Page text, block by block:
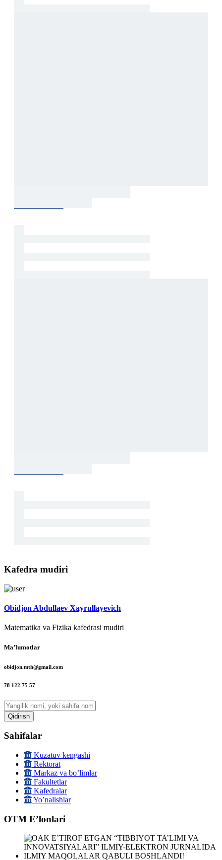
Kafedra mudiri
Obidjon Abdullaev Xayrullayevich
Matematika va Fizika kafedrasi mudiri
Maʼlumotlar
obidjon.mth@gmail.com
78 122 75 57
Qidirish
Sahifalar
Kuzatuv kengashi
Rektorat
Markaz va boʼlimlar
Fakultetlar
Kafedralar
Yoʼnalishlar
OTM Eʼlonlari